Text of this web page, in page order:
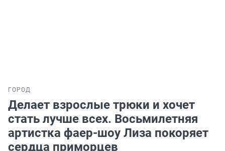
ГОРОД
Делает взрослые трюки и хочет
стать лучше всех. Восьмилетняя
артистка фаер-шоу Лиза покоряет
сердца приморцев